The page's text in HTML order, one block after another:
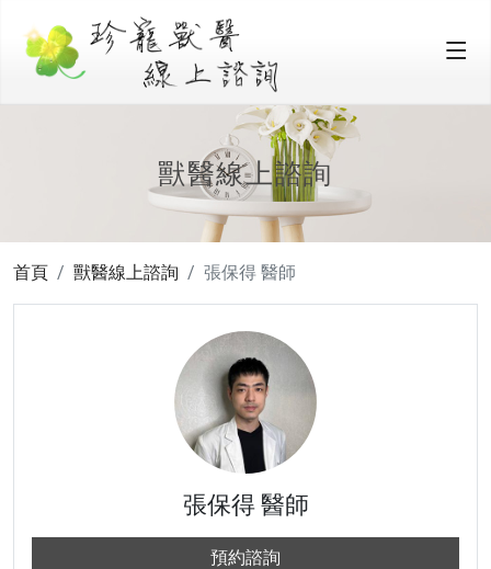
獸醫線上諮詢
首頁 獸醫線上諮詢 張保得 醫師
張保得 醫師
預約諮詢